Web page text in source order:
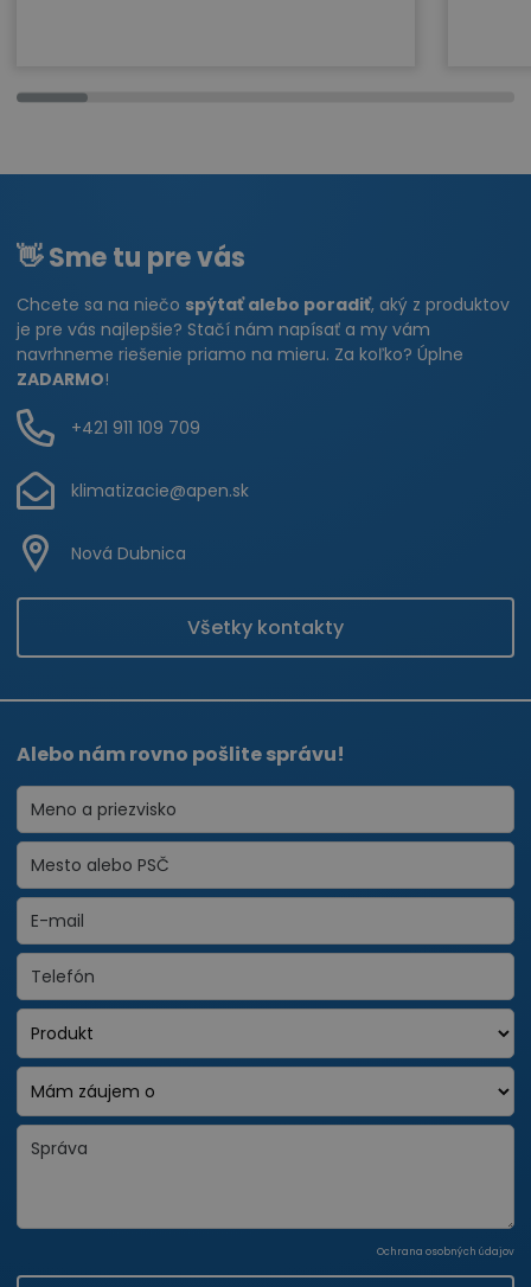
👋 Sme tu pre vás
Chcete sa na niečo spýtať alebo poradiť, aký z produktov
je pre vás najlepšie? Stačí nám napísať a my vám
navrhneme riešenie priamo na mieru. Za koľko? Úplne
ZADARMO!
+421 911 109 709
klimatizacie@apen.sk
Nová Dubnica
Všetky kontakty
Alebo nám rovno pošlite správu!
Ochrana osobných údajov